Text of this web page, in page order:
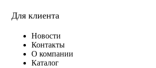
Для клиента
Новости
Контакты
О компании
Каталог